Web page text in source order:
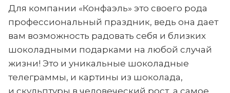
Для компании «Конфаэль» это своего рода
профессиональный праздник, ведь она дает
вам возможность радовать себя и близких
шоколадными подарками на любой случай
жизни! Это и уникальные шоколадные
телеграммы, и картины из шоколада,
и скульптуры в человеческий рост, а самое